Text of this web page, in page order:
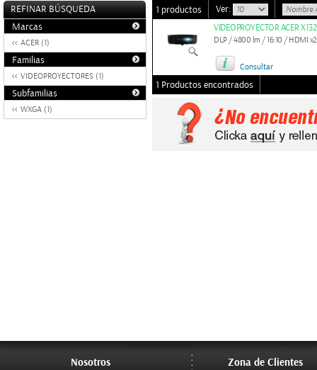
REFINAR BÚSQUEDA
Marcas
ACER (1)
Familias
VIDEOPROYECTORES (1)
Subfamilias
WXGA (1)
1 productos Ver:
VIDEOPROYECTOR ACER
DLP / 4800 lm / 16:10 / HDMI
Consultar
1 Productos encontrados
Nosotros Zona de Clientes